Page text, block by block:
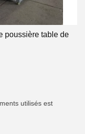
poussière table de
utilisés est